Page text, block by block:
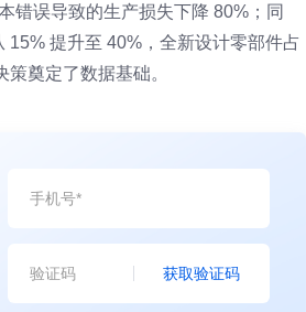
错误导致的生产损失下降 80%；同
提升至 40%，全新设计零部件占
奠定了数据基础。
获取验证码